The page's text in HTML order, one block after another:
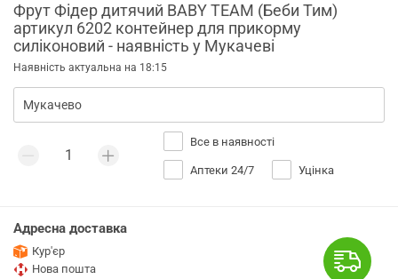
Фрут Фідер дитячий BABY TEAM (Беби Тим)
артикул 6202 контейнер для прикорму
силіконовий - наявність у Мукачеві
Наявність актуальна на 18:15
Все в наявності
Аптеки 24/7 Уцінка
Адресна доставка
Кур'єр
Нова пошта